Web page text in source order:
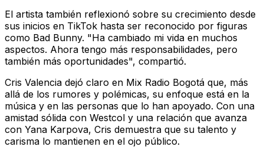
El artista también reflexionó sobre su crecimiento desde
sus inicios en TikTok hasta ser reconocido por figuras
como Bad Bunny. "Ha cambiado mi vida en muchos
aspectos. Ahora tengo más responsabilidades, pero
también más oportunidades", compartió.
Cris Valencia dejó claro en Mix Radio Bogotá que, más
allá de los rumores y polémicas, su enfoque está en la
música y en las personas que lo han apoyado. Con una
amistad sólida con Westcol y una relación que avanza
con Yana Karpova, Cris demuestra que su talento y
carisma lo mantienen en el ojo público.